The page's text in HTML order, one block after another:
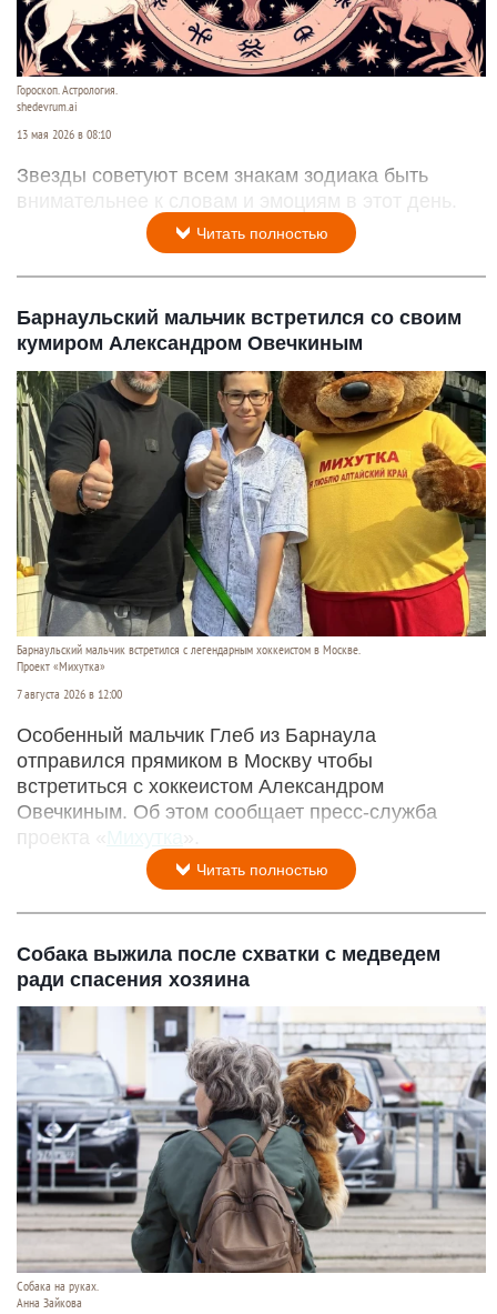
Гороскоп. Астрология.
shedevrum.ai
13 мая 2026 в 08:10
Звезды советуют всем знакам зодиака быть
внимательнее к словам и эмоциям в этот день.
Читать полностью
Барнаульский мальчик встретился со своим
кумиром Александром Овечкиным
Барнаульский мальчик встретился с легендарным хоккеистом в Москве.
Проект «Михутка»
7 августа 2026 в 12:00
Особенный мальчик Глеб из Барнаула
отправился прямиком в Москву чтобы
встретиться с хоккеистом Александром
Овечкиным. Об этом сообщает пресс-служба
проекта « Михутка
Читать полностью
Собака выжила после схватки с медведем
ради спасения хозяина
Собака на руках.
Анна Зайкова